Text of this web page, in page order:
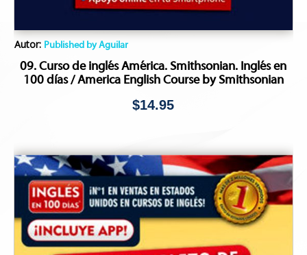
Autor: Published by Aguilar
09. Curso de inglés América. Smithsonian. Inglés en
100 días / America English Course by Smithsonian
$14.95